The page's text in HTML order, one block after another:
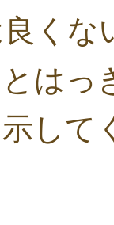
くな
はっ
して